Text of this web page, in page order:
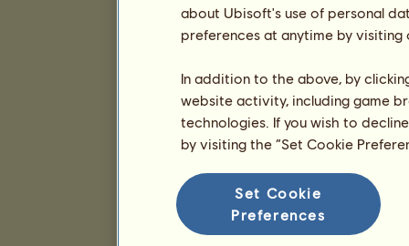
about Ubisoft's use of personal
preferences at anytime by
In addition to the above, by
website activity, including game
technologies. If you wish to
by visiting the “Set Cookie
Set Cookie
Preferences